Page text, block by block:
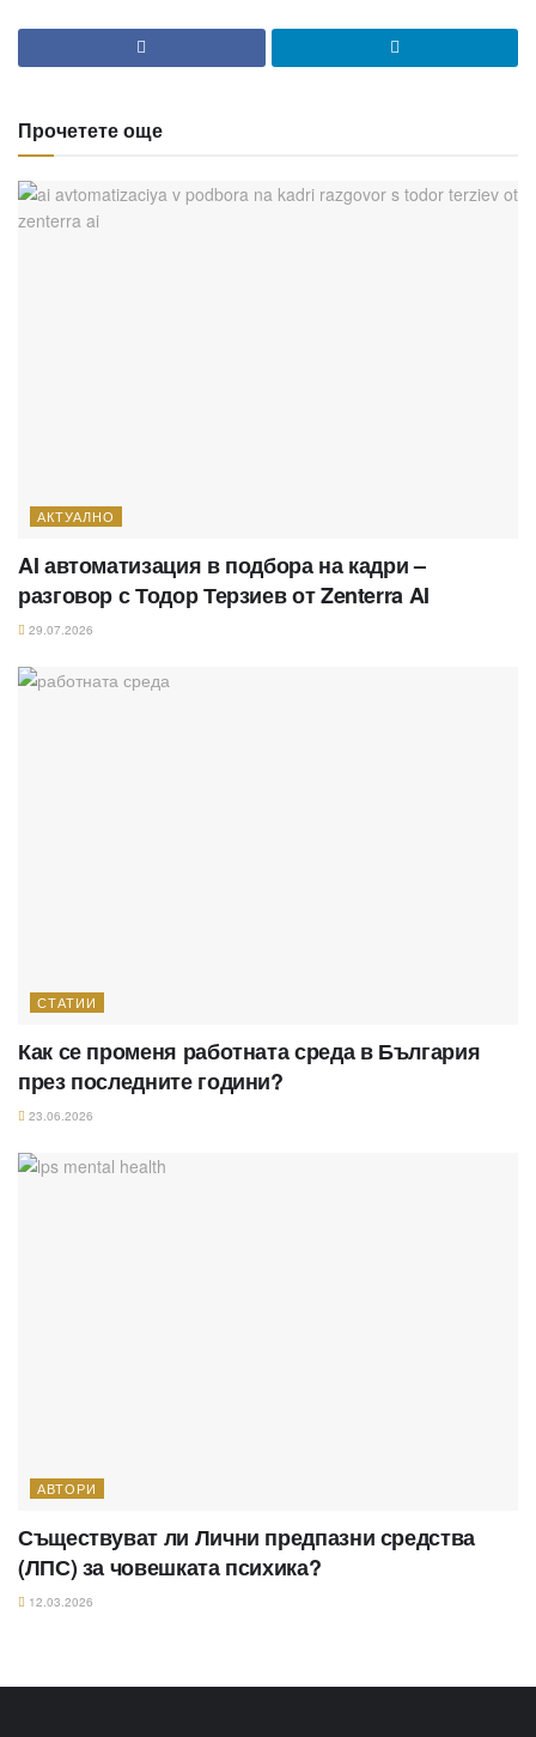
Прочетете още
АКТУАЛНО
AI автоматизация в подбора на кадри –
разговор с Тодор Терзиев от Zenterra AI
29.07.2026
СТАТИИ
Как се променя работната среда в България
през последните години?
23.06.2026
АВТОРИ
Съществуват ли Лични предпазни средства
(ЛПС) за човешката психика?
12.03.2026